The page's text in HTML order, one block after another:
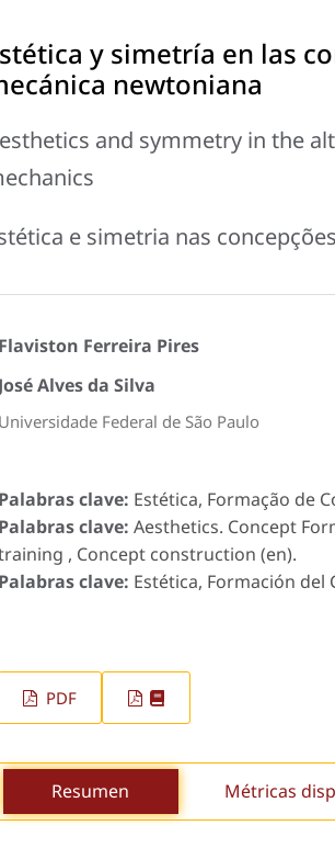
y simetría en las
newtoniana
and symmetry in the
e simetria nas
Flaviston Ferreira Pires
José Alves da Silva
Universidade Federal de São Paulo
Palabras clave: Estética, Formação de
Palabras clave: Aesthetics. Concept
, Concept construction (en).
Palabras clave: Estética, Formación del
PDF
Resumen Métricas